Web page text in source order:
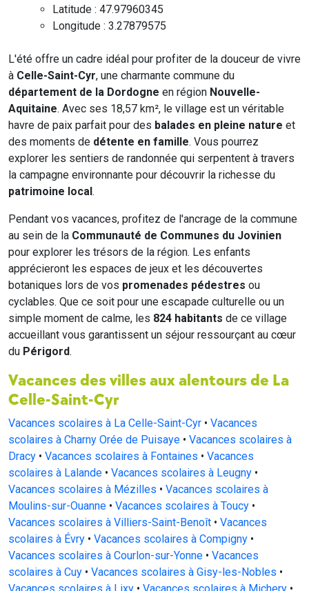
Latitude : 47.97960345
Longitude : 3.27879575
L'été offre un cadre idéal pour profiter de la douceur de vivre
à Celle-Saint-Cyr, une charmante commune du
département de la Dordogne en région Nouvelle-
Aquitaine. Avec ses 18,57 km², le village est un véritable
havre de paix parfait pour des balades en pleine nature et
des moments de détente en famille. Vous pourrez
explorer les sentiers de randonnée qui serpentent à travers
la campagne environnante pour découvrir la richesse du
patrimoine local.
Pendant vos vacances, profitez de l'ancrage de la commune
au sein de la Communauté de Communes du Jovinien
pour explorer les trésors de la région. Les enfants
apprécieront les espaces de jeux et les découvertes
botaniques lors de vos promenades pédestres ou
cyclables. Que ce soit pour une escapade culturelle ou un
simple moment de calme, les 824 habitants de ce village
accueillant vous garantissent un séjour ressourçant au cœur
du Périgord.
Vacances des villes aux alentours de La
Celle-Saint-Cyr
Vacances scolaires à La Celle-Saint-Cyr • Vacances
scolaires à Charny Orée de Puisaye • Vacances scolaires à
Dracy • Vacances scolaires à Fontaines • Vacances
scolaires à Lalande • Vacances scolaires à Leugny •
Vacances scolaires à Mézilles • Vacances scolaires à
Moulins-sur-Ouanne • Vacances scolaires à Toucy •
Vacances scolaires à Villiers-Saint-Benoît • Vacances
scolaires à Évry • Vacances scolaires à Compigny •
Vacances scolaires à Courlon-sur-Yonne • Vacances
scolaires à Cuy • Vacances scolaires à Gisy-les-Nobles •